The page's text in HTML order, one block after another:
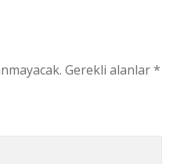
Gerekli alanlar*